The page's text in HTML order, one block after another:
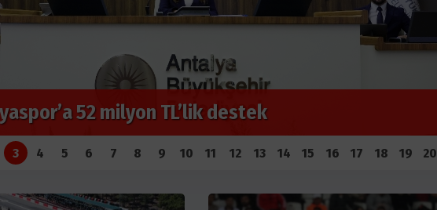
800 Güreşçi Kol Bağlayacak
3 4 5 6 7 8 9 10 11 12 13 14 15 16 17 18 19 20